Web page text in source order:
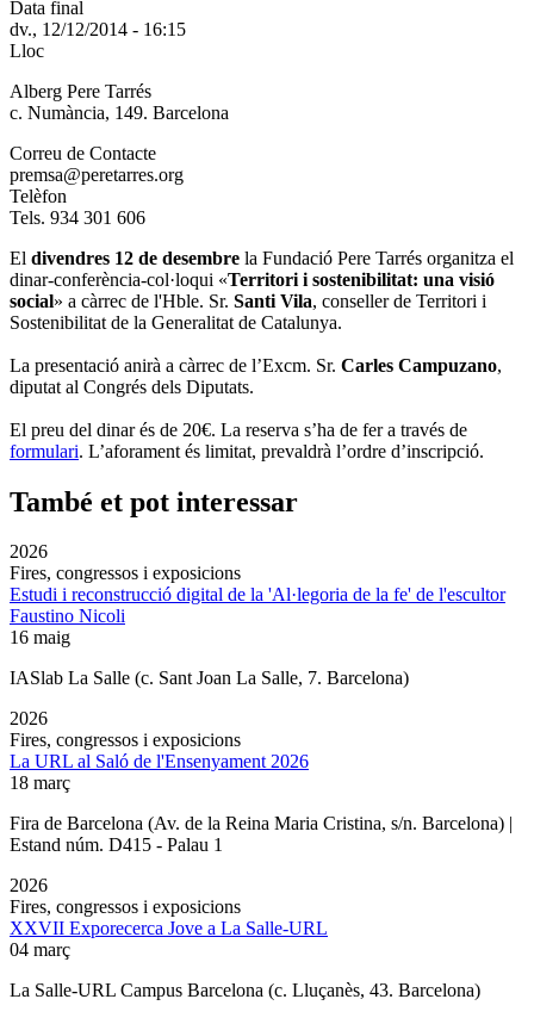
Data final
dv., 12/12/2014 - 16:15
Lloc
Alberg Pere Tarrés
c. Numància, 149. Barcelona
Correu de Contacte
premsa@peretarres.org
Telèfon
Tels. 934 301 606
El divendres 12 de desembre la Fundació Pere Tarrés organitza el
dinar-conferència-col·loqui «Territori i sostenibilitat: una visió
social» a càrrec de l'Hble. Sr. Santi Vila, conseller de Territori i
Sostenibilitat de la Generalitat de Catalunya.
La presentació anirà a càrrec de l’Excm. Sr. Carles Campuzano,
diputat al Congrés dels Diputats.
El preu del dinar és de 20€. La reserva s’ha de fer a través de
formulari. L’aforament és limitat, prevaldrà l’ordre d’inscripció.
També et pot interessar
2026
Fires, congressos i exposicions
Estudi i reconstrucció digital de la 'Al·legoria de la fe' de l'escultor
Faustino Nicoli
16 maig
IASlab La Salle (c. Sant Joan La Salle, 7. Barcelona)
2026
Fires, congressos i exposicions
La URL al Saló de l'Ensenyament 2026
18 març
Fira de Barcelona (Av. de la Reina Maria Cristina, s/n. Barcelona) |
Estand núm. D415 - Palau 1
2026
Fires, congressos i exposicions
XXVII Exporecerca Jove a La Salle-URL
04 març
La Salle-URL Campus Barcelona (c. Lluçanès, 43. Barcelona)